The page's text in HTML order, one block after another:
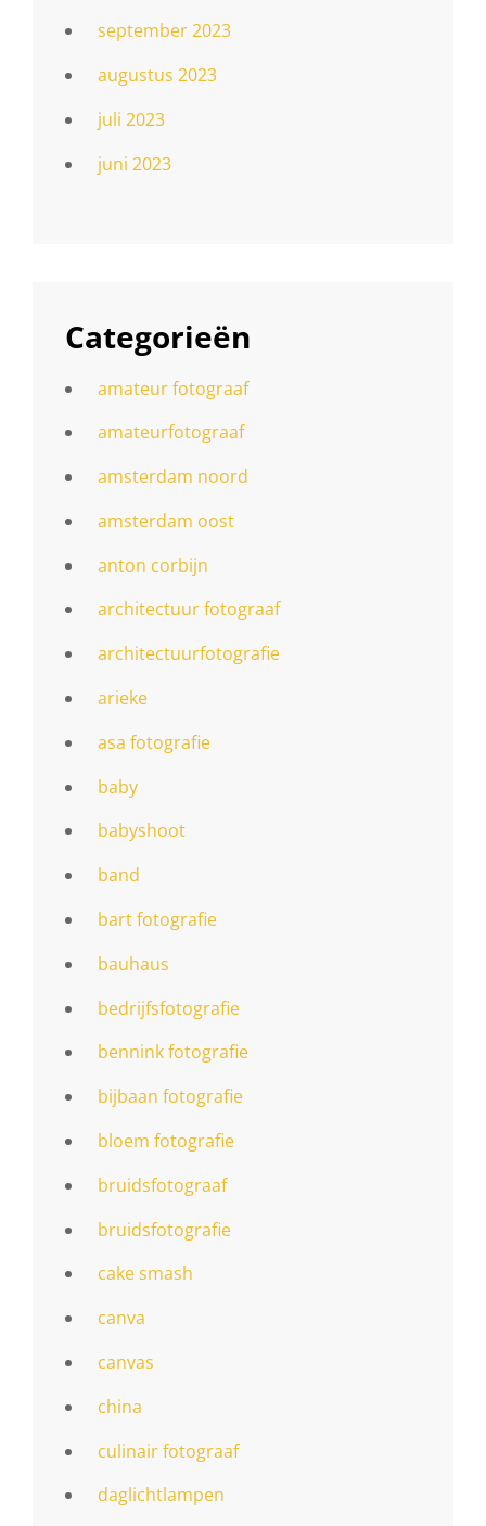
september 2023
augustus 2023
juli 2023
juni 2023
Categorieën
amateur fotograaf
amateurfotograaf
amsterdam noord
amsterdam oost
anton corbijn
architectuur fotograaf
architectuurfotografie
arieke
asa fotografie
baby
babyshoot
band
bart fotografie
bauhaus
bedrijfsfotografie
bennink fotografie
bijbaan fotografie
bloem fotografie
bruidsfotograaf
bruidsfotografie
cake smash
canva
canvas
china
culinair fotograaf
daglichtlampen